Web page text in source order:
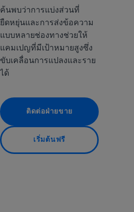
ค้นพบว่าการแบ่งส่วนที่
ยืดหยุ่นและการส่งข้อความ
แบบหลายช่องทางช่วยให้
แคมเปญที่มีเป้าหมายสูงซึ่ง
ขับเคลื่อนการแปลงและราย
ได้
ติดต่อฝ่ายขาย
เริ่มต้นฟรี